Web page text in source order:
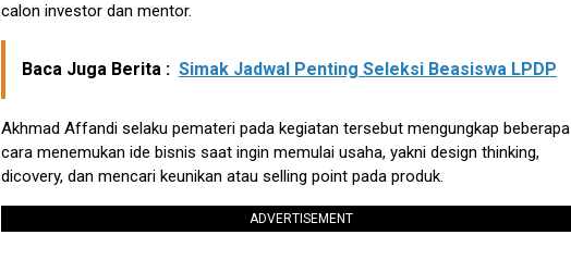
calon investor dan mentor.
Baca Juga Berita : Simak Jadwal Penting Seleksi Beasiswa LPDP
Akhmad Affandi selaku pemateri pada kegiatan tersebut mengungkap beberapa
cara menemukan ide bisnis saat ingin memulai usaha, yakni design thinking,
dicovery, dan mencari keunikan atau selling point pada produk.
ADVERTISEMENT